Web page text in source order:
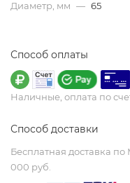
Диаметр, мм — 65
Способ оплаты
Наличные, оплата по
Способ доставки
Бесплатная доставка
000 руб.